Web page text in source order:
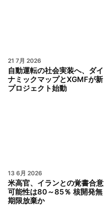
21 7月 2026
自動運転の社会実装へ、ダイ
ナミックマップとXGMFが新
プロジェクト始動
13 6月 2026
米高官、イランとの覚書合意
可能性は80～85％ 核開発無
期限放棄か